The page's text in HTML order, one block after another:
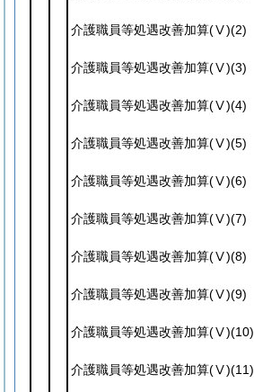
介護職員等処遇改善加算(Ⅴ)(2)
介護職員等処遇改善加算(Ⅴ)(3)
介護職員等処遇改善加算(Ⅴ)(4)
介護職員等処遇改善加算(Ⅴ)(5)
介護職員等処遇改善加算(Ⅴ)(6)
介護職員等処遇改善加算(Ⅴ)(7)
介護職員等処遇改善加算(Ⅴ)(8)
介護職員等処遇改善加算(Ⅴ)(9)
介護職員等処遇改善加算(Ⅴ)(10)
介護職員等処遇改善加算(Ⅴ)(11)